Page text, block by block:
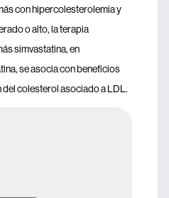
con hipercolesterolemia y
o alto, la terapia
simvastatina, en
se asocia con beneficios
colesterol asociado a LDL.